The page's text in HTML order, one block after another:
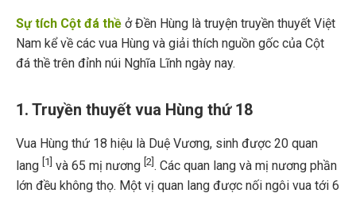
Sự tích Cột đá thề ở Đền Hùng là truyện truyền thuyết Việt
Nam kể về các vua Hùng và giải thích nguồn gốc của Cột
đá thề trên đỉnh núi Nghĩa Lĩnh ngày nay.
1. Truyền thuyết vua Hùng thứ 18
Vua Hùng thứ 18 hiệu là Duệ Vương, sinh được 20 quan
lang [1] và 65 mị nương [2] . Các quan lang và mị nương phần
lớn đều không thọ. Một vị quan lang được nối ngôi vua tới 6